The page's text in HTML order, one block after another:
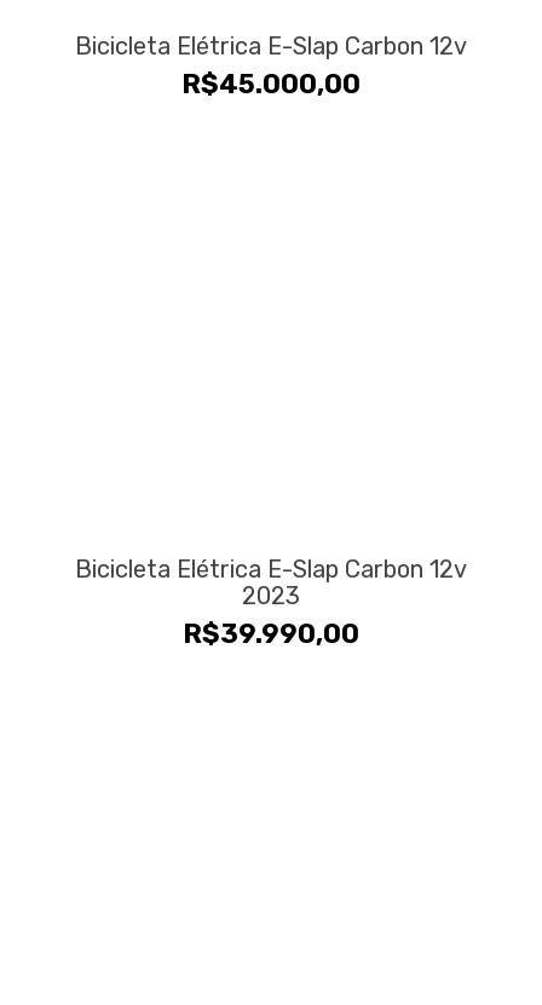
Bicicleta Elétrica E-Slap Carbon 12v
R$45.000,00
Bicicleta Elétrica E-Slap Carbon 12v
2023
R$39.990,00